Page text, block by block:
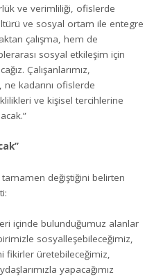
ve verimliliği, ofislerde
ve sosyal ortam ile entegre
çalışma, hem de
sosyal etkileşim için
Çalışanlarımız,
ne kadarını ofislerde
ve kişisel tercihlerine
değiştiğini belirten
içinde bulunduğumuz alanlar
sosyalleşebileceğimiz,
fikirler üretebileceğimiz,
yapacağımız